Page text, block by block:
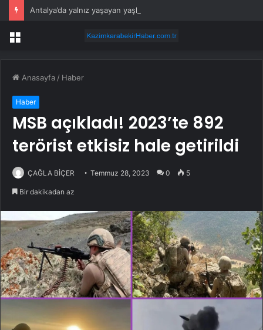
Antalya’da yalnız yaşayan yaşlı adam evinde ölü bulundu
Menü
Anasayfa / Haber
Haber
MSB açıkladı! 2023’te 892
terörist etkisiz hale getirildi
ÇAĞLA BİÇER Temmuz 28, 2023 0 5
Bir dakikadan az